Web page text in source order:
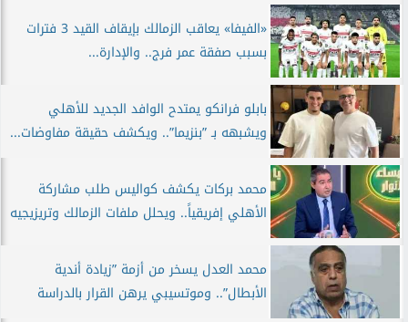
«الفيفا» يعاقب الزمالك بإيقاف القيد 3 فترات
بسبب صفقة عمر فرج.. والإدارة...
بابلو فرانكو يمتدح الوافد الجديد للأهلي
ويشبهه بـ ”بنزيما”.. ويكشف حقيقة مفاوضات...
محمد بركات يكشف كواليس طلب مشاركة
الأهلي إفريقياً.. ويحلل ملفات الزمالك وتريزيجيه
محمد العدل يسخر من أزمة ”زيادة أندية
الأبطال”.. وموتسيبي يرهن القرار بالدراسة